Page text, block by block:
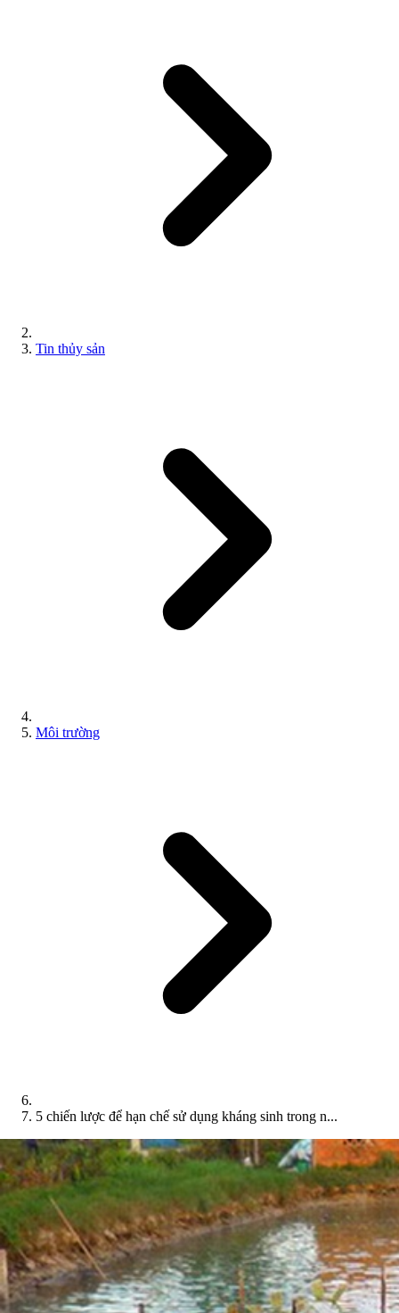
Tin thủy sản
Môi trường
5 chiến lược để hạn chế sử dụng kháng sinh trong n...